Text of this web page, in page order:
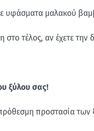
μαλακού
τέλος, αν έχετε
ξύλου σας!
προστασία